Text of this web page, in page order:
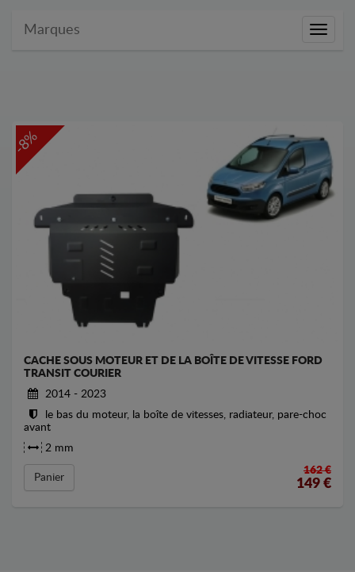
Marques
-8%
CACHE SOUS MOTEUR ET DE LA BOÎTE DE VITESSE FORD
TRANSIT COURIER
2014 - 2023
le bas du moteur, la boîte de vitesses, radiateur, pare-choc
avant
2 mm
Panier
162 €
149 €